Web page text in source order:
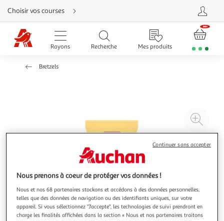
Aller
directement
au
contenu
Aller
directement
Aller
besoin
Choisir vos courses
Rayons Recherche Mes produits
Bretzels
à
Nous prenons à coeur de protéger vos données !
Nous et nos 68 partenaires stockons et accédons à des données personnelles,
telles que des données de navigation ou des identifiants uniques, sur votre
appareil. Si vous sélectionnez "J'accepte", les technologies de suivi prendront en
charge les finalités affichées dans la section « Nous et nos partenaires traitons
Continuer sans accepter